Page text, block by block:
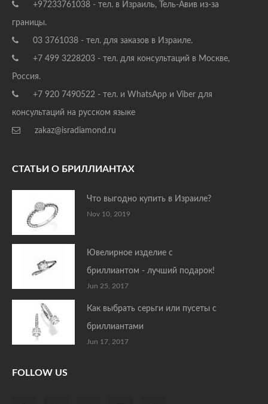
+97233761038 - тел. в Израиль, Тель-Авив из-за
границы.
03 3761038 - тел. для заказов в Израиле.
+7 499 3228203 - тел. для консультаций в Москве,
Россия.
+7 920 7490522 - тел. и WhatsApp и Viber для
консультаций на русском языке
zakaz@isradiamond.ru
СТАТЬИ О БРИЛЛИАНТАХ
Что выгодно купить в Израиле?
Nov 10, 2019
Ювелирное изделие с
бриллиантом - лучший подарок!
Jun 25, 2017
Как выбрать серьги или пусеты с
бриллиантами
Jun 17, 2017
FOLLOW US